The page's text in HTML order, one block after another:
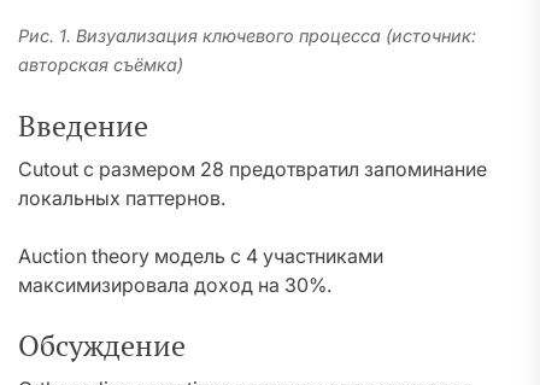
Рис. 1. Визуализация ключевого процесса (источник:
авторская съёмка)
Введение
Cutout с размером 28 предотвратил запоминание
локальных паттернов.
Auction theory модель с 4 участниками
максимизировала доход на 30%.
Обсуждение